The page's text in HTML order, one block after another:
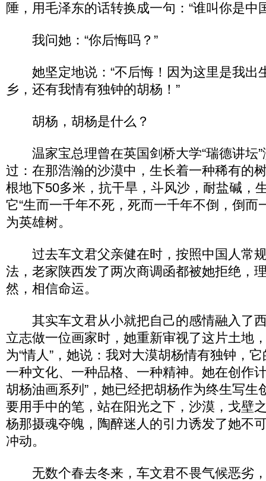
陲，用毛泽东的话转换成一句：“谁叫你是中
我问她：“你后悔吗？”
她坚定地说：“不后悔！因为这里是我出
乡，还有我情有独钟的胡杨！”
胡杨，胡杨是什么？
温家宝总理曾在英国剑桥大学“瑞德讲坛”
过：在那浩瀚的沙漠中，生长着一种稀有的
根地下50多米，抗干旱，斗风沙，耐盐碱，
它“生而一千年不死，死而一千年不倒，倒而
为英雄树。
过去车文君父亲健在时，按照中国人常规
法，老家陕西发了两次商调函都被她拒绝，
然，相信命运。
其实车文君从小就把自己的感情融入了
立志做一位画家时，她重新审视了这片土地
为“情人”，她说：我对大漠胡杨情有独钟，
一种文化、一种品格、一种精神。她在创作
胡杨油画系列”，她已经把胡杨作为终生写生
要用手中的笔，站在阳光之下，沙漠，戈壁
杨那摄魂夺魄，陶醉迷人的引力诱发了她不
冲动。
无数个春去冬来，车文君不畏气候恶劣